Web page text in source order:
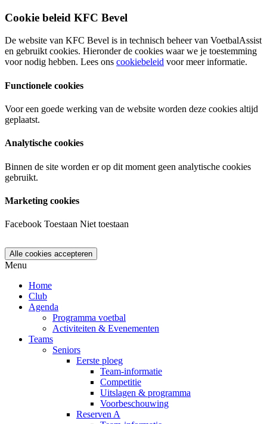
Cookie beleid KFC Bevel
De website van KFC Bevel is in technisch beheer van VoetbalAssist
en gebruikt cookies. Hieronder de cookies waar we je toestemming
voor nodig hebben. Lees ons cookiebeleid voor meer informatie.
Functionele cookies
Voor een goede werking van de website worden deze cookies altijd
geplaatst.
Analytische cookies
Binnen de site worden er op dit moment geen analytische cookies
gebruikt.
Marketing cookies
Facebook Toestaan Niet toestaan
Menu
Home
Club
Agenda
Programma voetbal
Activiteiten & Evenementen
Teams
Seniors
Eerste ploeg
Team-informatie
Competitie
Uitslagen & programma
Voorbeschouwing
Reserven A